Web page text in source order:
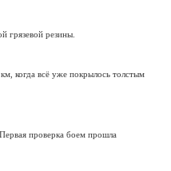
грязевой резины.
когда всё уже покрылось толстым
проверка боем прошла